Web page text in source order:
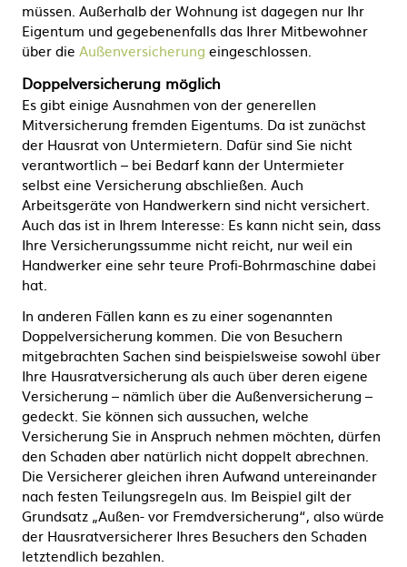
müssen. Außerhalb der Wohnung ist dagegen nur Ihr
Eigentum und gegebenenfalls das Ihrer Mitbewohner
über die Außenversicherung eingeschlossen.
Doppelversicherung möglich
Es gibt einige Ausnahmen von der generellen
Mitversicherung fremden Eigentums. Da ist zunächst
der Hausrat von Untermietern. Dafür sind Sie nicht
verantwortlich – bei Bedarf kann der Untermieter
selbst eine Versicherung abschließen. Auch
Arbeitsgeräte von Handwerkern sind nicht versichert.
Auch das ist in Ihrem Interesse: Es kann nicht sein, dass
Ihre Versicherungssumme nicht reicht, nur weil ein
Handwerker eine sehr teure Profi-Bohrmaschine dabei
hat.
In anderen Fällen kann es zu einer sogenannten
Doppelversicherung kommen. Die von Besuchern
mitgebrachten Sachen sind beispielsweise sowohl über
Ihre Hausratversicherung als auch über deren eigene
Versicherung – nämlich über die Außenversicherung –
gedeckt. Sie können sich aussuchen, welche
Versicherung Sie in Anspruch nehmen möchten, dürfen
den Schaden aber natürlich nicht doppelt abrechnen.
Die Versicherer gleichen ihren Aufwand untereinander
nach festen Teilungsregeln aus. Im Beispiel gilt der
Grundsatz „Außen- vor Fremdversicherung“, also würde
der Hausratversicherer Ihres Besuchers den Schaden
letztendlich bezahlen.